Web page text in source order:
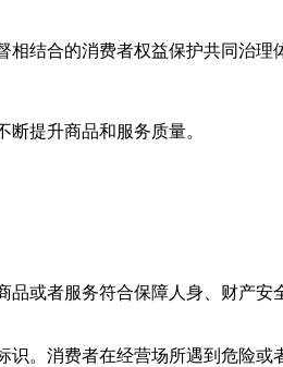
结合的消费者权益保护共同治理
提升商品和服务质量。
或者服务符合保障人身、财产
。消费者在经营场所遇到危险或